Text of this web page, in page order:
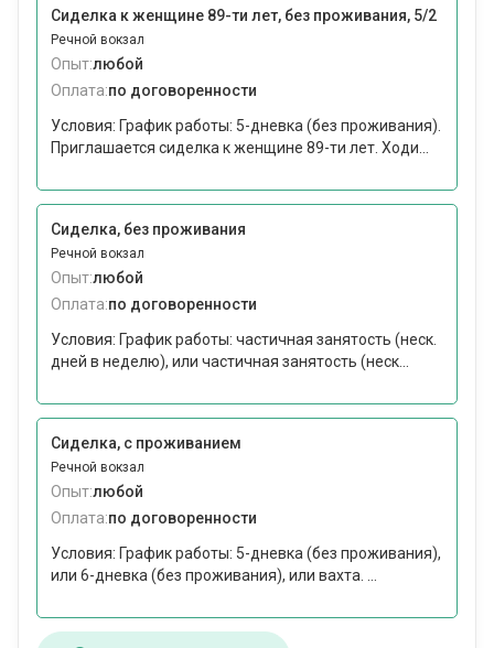
Сиделка к женщине 89-ти лет, без проживания, 5/2
Речной вокзал
Опыт:любой
Оплата:по договоренности
Условия: График работы: 5-дневка (без проживания).
Приглашается сиделка к женщине 89-ти лет. Ходи...
Сиделка, без проживания
Речной вокзал
Опыт:любой
Оплата:по договоренности
Условия: График работы: частичная занятость (неск.
дней в неделю), или частичная занятость (неск...
Сиделка, с проживанием
Речной вокзал
Опыт:любой
Оплата:по договоренности
Условия: График работы: 5-дневка (без проживания),
или 6-дневка (без проживания), или вахта. ...